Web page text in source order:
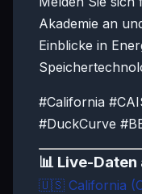
Akademie an
Einblicke in
#California
#DuckCurve
📊 Live-Daten
🇺🇸 California